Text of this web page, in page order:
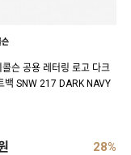
슨
슨 공용 레터링 로고 다크
백 SNW 217 DARK NAVY
28%